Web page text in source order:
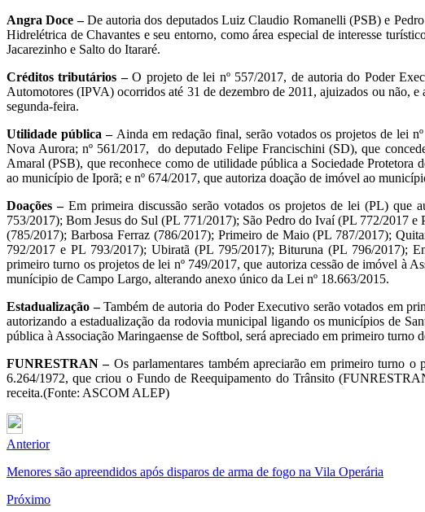
Angra Doce –De autoria dos deputados Luiz Claudio Romanelli (PSB) e
Hidrelétrica de Chavantes e seu entorno, como área especial de interesse
Jacarezinho e Salto do Itararé.
Créditos tributários –O projeto de lei nº 557/2017, de autoria do Poder
Automotores (IPVA) ocorridos até 31 de dezembro de 2011, ajuizados ou não,
segunda-feira.
Utilidade pública –Ainda em redação final, serão votados os projetos de lei
Nova Aurora; nº 561/2017, do deputado Felipe Francischini (SD), que
Amaral (PSB), que reconhece como de utilidade pública a Sociedade
ao município de Iporã; e nº 674/2017, que autoriza doação de imóvel ao
Doações –Em primeira discussão serão votados os projetos de lei (PL) que
753/2017); Bom Jesus do Sul (PL 771/2017); São Pedro do Ivaí (PL 772/2017
(785/2017); Barbosa Ferraz (786/2017); Primeiro de Maio (PL 787/2017);
792/2017 e PL 793/2017); Ubiratã (PL 795/2017); Bituruna (PL 796/2017);
primeiro turno os projetos de lei nº 749/2017, que autoriza cessão de imóvel à
munícipio de Campo Largo, alterando anexo único da Lei nº 18.663/2015.
Estadualização –Também de autoria do Poder Executivo serão votados em
autorizando a estadualização da rodovia municipal ligando os municípios de
pública à Associação Maringaense de Softbol, será apreciado em primeiro turno
FUNRESTRAN –Os parlamentares também apreciarão em primeiro turno
6.264/1972, que criou o Fundo de Reequipamento do Trânsito
receita.(Fonte: ASCOM ALEP)
Anterior
Menores são apreendidos após disparos de arma de fogo na Vila Operária
Próximo